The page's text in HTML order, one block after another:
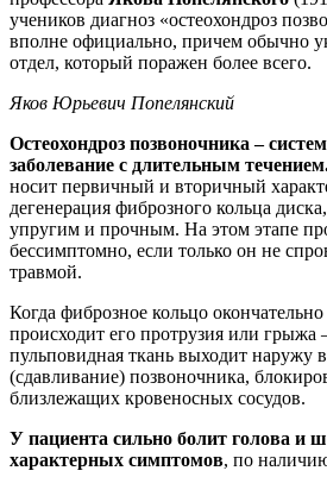
учеников диагноз «остеохондроз
вполне официально, причем обычно
отдел, который поражен более всего.
Яков Юрьевич Попелянский
Остеохондроз позвоночника –
заболевание с длительным
носит первичный и вторичный
дегенерация фиброзного кольца
упругим и прочным. На этом этапе
бессимптомно, если только он не
травмой.
Когда фиброзное кольцо окончательно
происходит его протрузия или грыжа
пульповидная ткань выходит наружу
(сдавливание) позвоночника,
близлежащих кровеносных сосудов.
У пациента сильно болит голова и
характерных симптомов, по